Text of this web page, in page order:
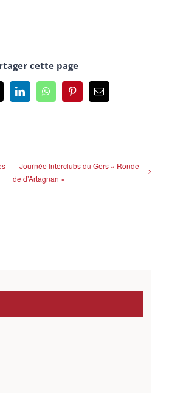
cette page
LinkedInWhatsAppPinterestEmail
Journée Interclubs du Gers « Ronde
de d’Artagnan »